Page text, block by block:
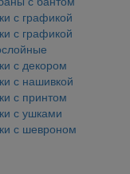
с графикой
с графикой
с декором
с нашивкой
с принтом
с ушками
с шевроном